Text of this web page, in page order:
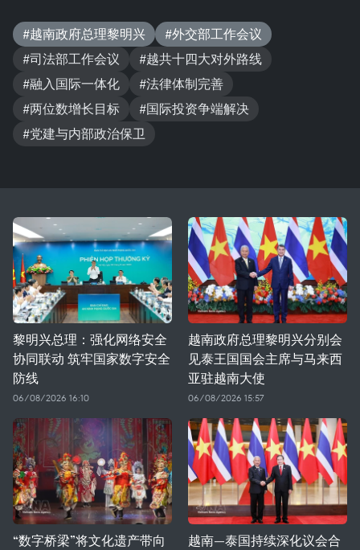
#越南政府总理黎明兴
#外交部工作会议
#司法部工作会议
#越共十四大对外路线
#融入国际一体化
#法律体制完善
#两位数增长目标
#国际投资争端解决
#党建与内部政治保卫
黎明兴总理：强化网络安全
协同联动 筑牢国家数字安全
防线
06/08/2026 16:10
越南政府总理黎明兴分别会
见泰王国国会主席与马来西
亚驻越南大使
06/08/2026 15:57
“数字桥梁”将文化遗产带向
越南—泰国持续深化议会合